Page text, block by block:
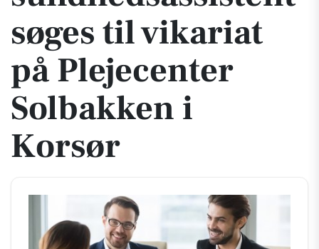
søges til vikariat
på Plejecenter
Solbakken i
Korsør